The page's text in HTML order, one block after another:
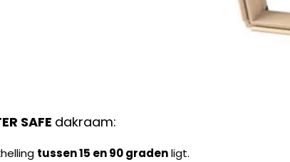
SAFE dakraam:
tussen 15 en 90 gradenligt.